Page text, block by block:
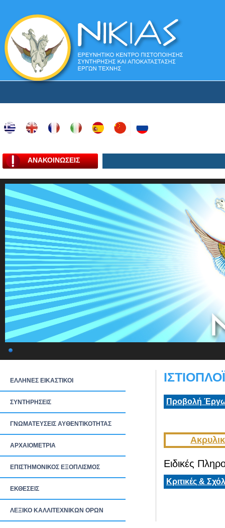
ΑΝΑΚΟΙΝΩΣΕΙΣ
ΕΛΛΗΝΕΣ ΕΙΚΑΣΤΙΚΟΙ
ΣΥΝΤΗΡΗΣΕΙΣ
ΓΝΩΜΑΤΕΥΣΕΙΣ ΑΥΘΕΝΤΙΚΟΤΗΤΑΣ
ΑΡΧΑΙΟΜΕΤΡΙΑ
ΕΠΙΣΤΗΜΟΝΙΚΟΣ ΕΞΟΠΛΙΣΜΟΣ
ΕΚΘΕΣΕΙΣ
ΛΕΞΙΚΟ ΚΑΛΛΙΤΕΧΝΙΚΩΝ ΟΡΩΝ
Προβολή
Ειδικές
Κριτικές &